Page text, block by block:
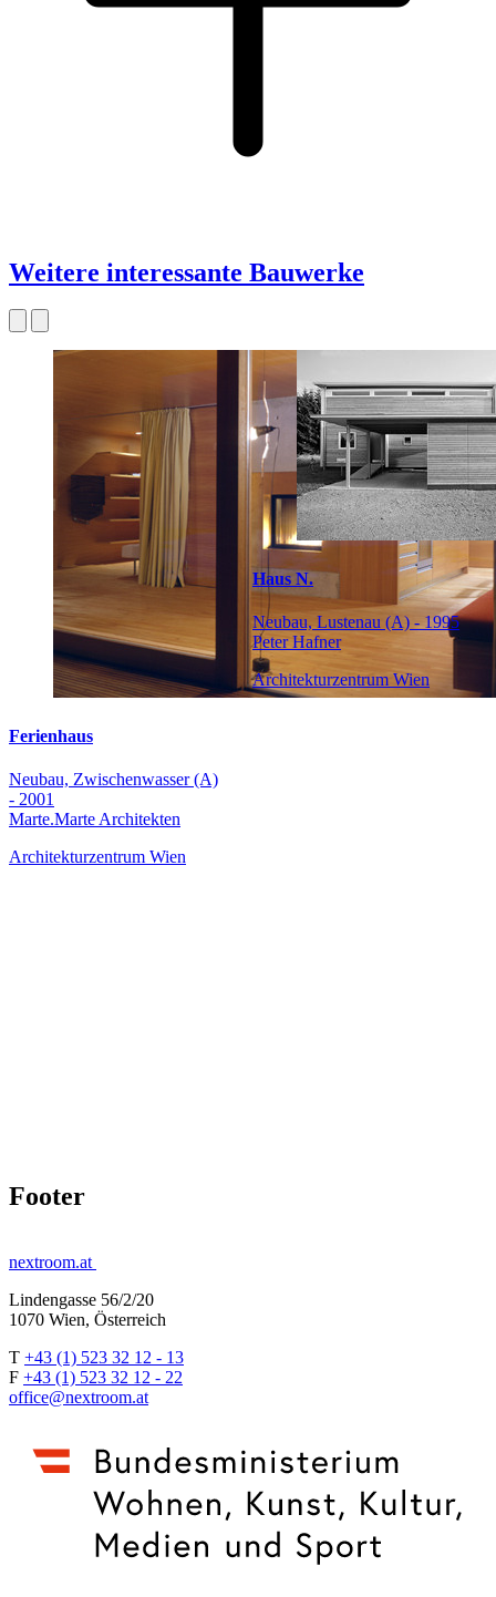
Weitere interessante Bauwerke
Ferienhaus
Neubau, Zwischenwasser (A)
- 2001
Marte.Marte Architekten
Architekturzentrum Wien
Haus N.
Neubau, Lustenau (A) - 1995
Peter Hafner
Architekturzentrum Wien
Footer
nextroom.at
Lindengasse 56/2/20
1070 Wien, Österreich
T +43 (1) 523 32 12 - 13
F +43 (1) 523 32 12 - 22
office@nextroom.at